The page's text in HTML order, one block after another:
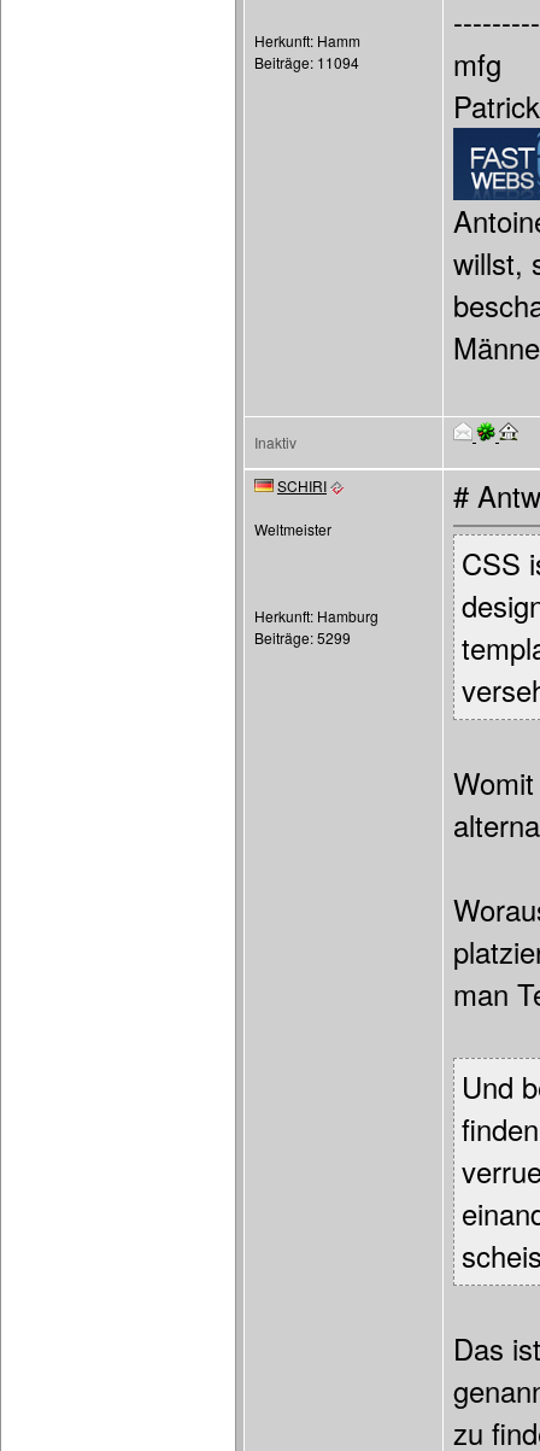
Herkunft: Hamm
Beiträge: 11094
mfg
willst,
Inaktiv
SCHIRI
Weltmeister
Herkunft: Hamburg
Beiträge: 5299
#
CSS
man
Und
Das
zu